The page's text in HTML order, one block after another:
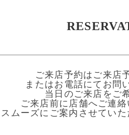
ご来店予約はご来店
またはお電話にてお問
当日のご来店をご
ご来店前に店舗へご連絡
スムーズにご案内させていた